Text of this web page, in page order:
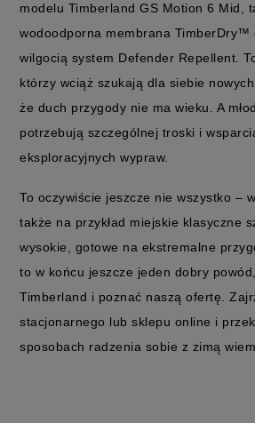
modelu Timberland GS Motion 6 Mid,
wodoodporna membrana TimberDry™
wilgocią system Defender Repellent.
którzy wciąż szukają dla siebie
że duch przygody nie ma wieku. A
potrzebują szczególnej troski i
eksploracyjnych wypraw.
To oczywiście jeszcze nie wszystko –
także na przykład miejskie klasyczne
wysokie, gotowe na ekstremalne
to w końcu jeszcze jeden dobry
Timberland i poznać naszą ofertę.
stacjonarnego lub sklepu online i
sposobach radzenia sobie z zimą